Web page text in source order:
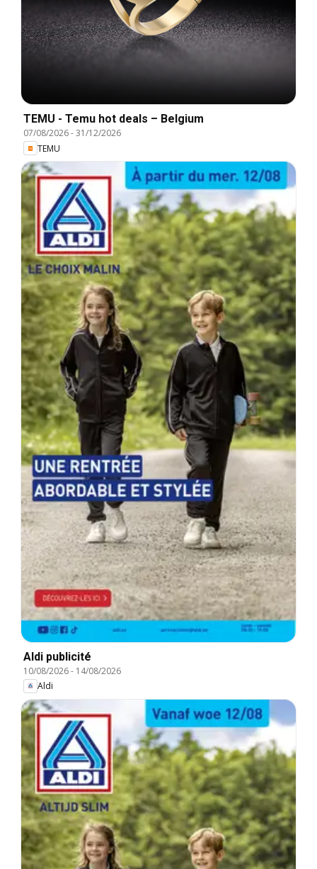
TEMU - Temu hot deals – Belgium
07/08/2026-31/12/2026
TEMU
Aldi publicité
10/08/2026- 14/08/2026
Aldi